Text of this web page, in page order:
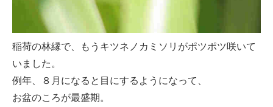
稲荷の林縁で、もうキツネノカミソリがポツポツ咲いて
いました。
例年、８月になると目にするようになって、
お盆のころが最盛期。